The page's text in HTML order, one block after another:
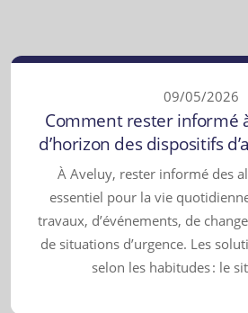
09/05/2026
Comment rester informé
d’horizon des dispositifs
À Aveluy, rester informé des
essentiel pour la vie
travaux, d’événements, de
de situations d’urgence. Les
selon les habitudes : le